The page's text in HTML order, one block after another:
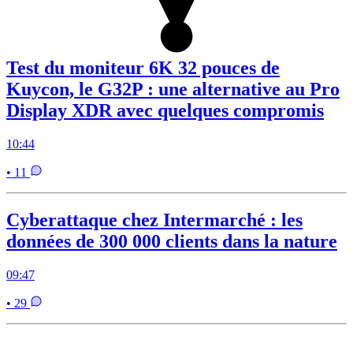
Test du moniteur 6K 32 pouces de
Kuycon, le G32P : une alternative au Pro
Display XDR avec quelques compromis
10:44
• 11
Cyberattaque chez Intermarché : les
données de 300 000 clients dans la nature
09:47
• 29